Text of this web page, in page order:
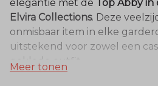
elegantie met de Top Abby
Elvira Collections. Deze
onmisbaar item in elke
uitstekend voor zowel een
geklede outfit.
Meer tonen